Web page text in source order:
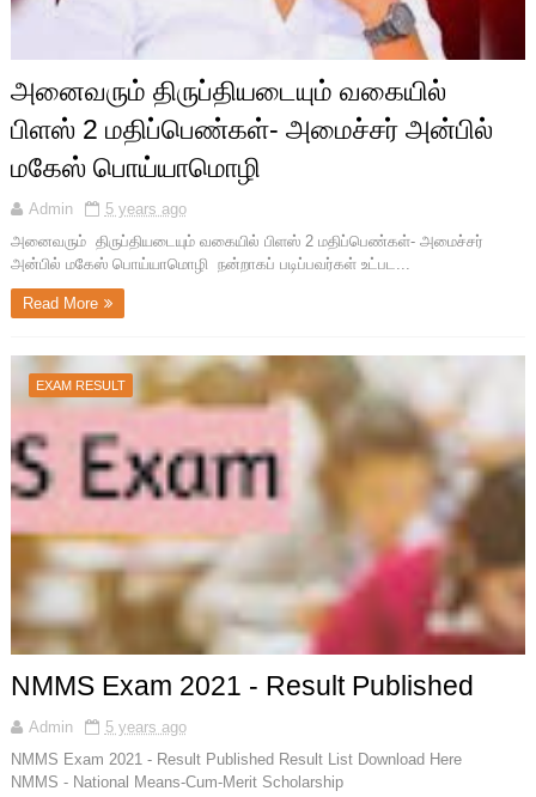
அனைவரும் திருப்தியடையும் வகையில்
பிளஸ் 2 மதிப்பெண்கள்- அமைச்சர் அன்பில்
மகேஸ் பொய்யாமொழி
Admin
5 years ago
அனைவரும் திருப்தியடையும் வகையில் பிளஸ் 2 மதிப்பெண்கள்- அமைச்சர்
அன்பில் மகேஸ் பொய்யாமொழி நன்றாகப் படிப்பவர்கள் உட்பட...
Read More
EXAM RESULT
NMMS Exam 2021 - Result Published
Admin
5 years ago
NMMS Exam 2021 - Result Published Result List Download Here
NMMS - National Means-Cum-Merit Scholarship